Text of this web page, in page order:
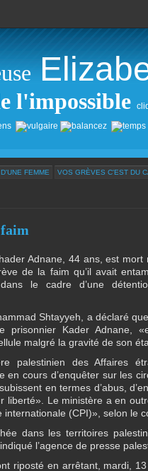
l'impossible
FEMME VOS GRÈVES C'EST DU
Adnane, 44 ans, est
de la faim qu’il avait
le cadre d’une
Shtayyeh, a déclaré
prisonnier Kader Adnane,
malgré la gravité de son
palestinien des Affaires
en cours d’enquêter sur les
en termes d’abus,
liberté». Le ministère a en
(CPI)», selon le
dans les territoires
l’agence de presse
riposté en arrêtant, mardi,